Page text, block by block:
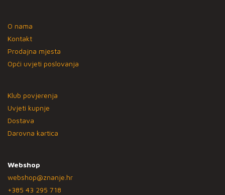
O nama
Kontakt
Prodajna mjesta
Opći uvjeti poslovanja
Klub povjerenja
Uvjeti kupnje
Dostava
Darovna kartica
Webshop
webshop@znanje.hr
+385 43 295 718